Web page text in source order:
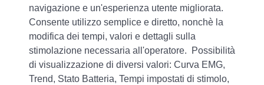
navigazione e un'esperienza utente migliorata.
Consente utilizzo semplice e diretto, nonchè la
modifica dei tempi, valori e dettagli sulla
stimolazione necessaria all'operatore. Possibilità
di visualizzazione di diversi valori: Curva EMG,
Trend, Stato Batteria, Tempi impostati di stimolo,